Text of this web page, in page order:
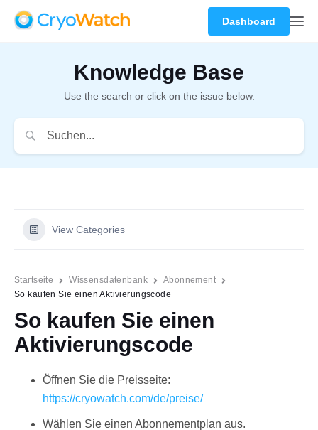
Dashboard
Knowledge Base
Use the search or click on the issue below.
View Categories
Startseite Wissensdatenbank
Abonnement
So kaufen Sie einen Aktivierungscode
So kaufen Sie einen
Aktivierungscode
Öffnen Sie die Preisseite:
https://cryowatch.com/de/preise/
Wählen Sie einen Abonnementplan aus.